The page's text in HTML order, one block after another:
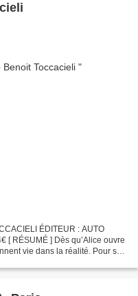
ÉDITEUR : AUTO
[ RÉSUMÉ ] Dès qu’Alice ouvre
vie dans la réalité. Pour son